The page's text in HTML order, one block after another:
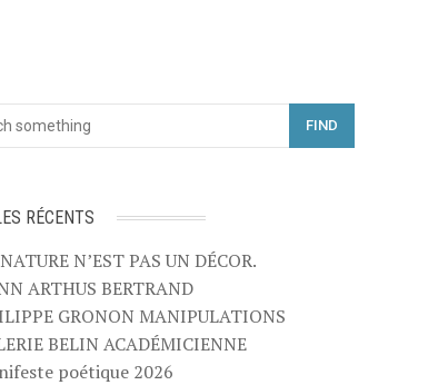
FIND
RÉCENTS
N’EST PAS UN DÉCOR.
ARTHUS BERTRAND
GRONON MANIPULATIONS
BELIN ACADÉMICIENNE
poétique 2026